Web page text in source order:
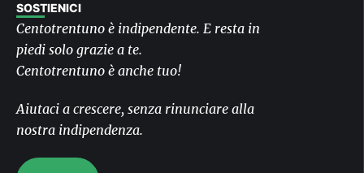
SOSTIENICI
Centotrentuno è indipendente. E resta in
piedi solo grazie a te.
Centotrentuno è anche tuo!
Aiutaci a crescere, senza rinunciare alla
nostra indipendenza.